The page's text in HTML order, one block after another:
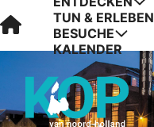
Visit Kop van Holland
TUN & ERLEBEN
BESUCHE
KALENDER